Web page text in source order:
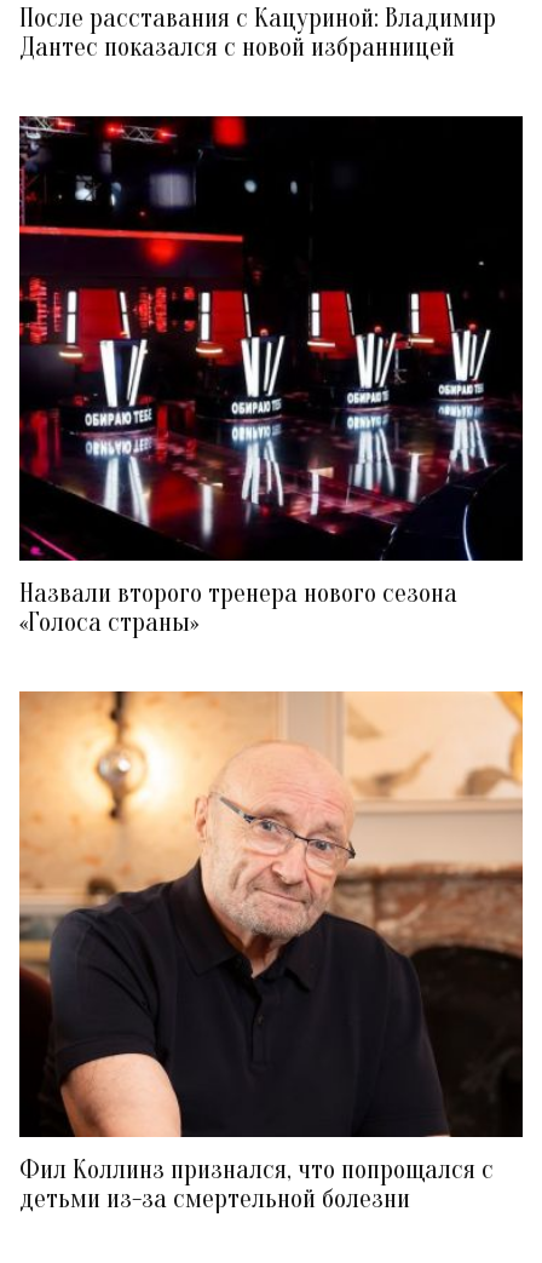
После расставания с Кацуриной: Владимир
Дантес показался с новой избранницей
Назвали второго тренера нового сезона
«Голоса страны»
Фил Коллинз признался, что попрощался с
детьми из-за смертельной болезни